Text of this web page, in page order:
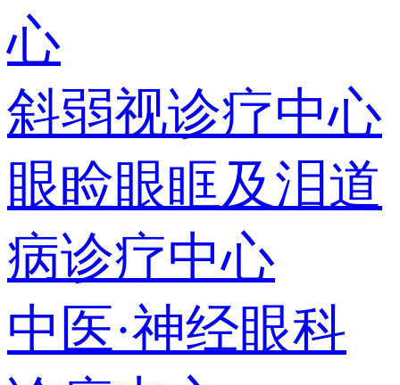
心
斜弱视诊疗中心
眼睑眼眶及泪道
病诊疗中心
中医·神经眼科